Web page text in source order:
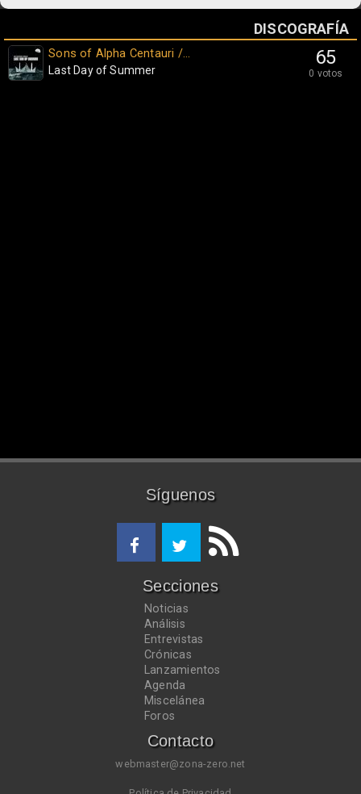
DISCOGRAFÍA
65
0 votos
Sons of Alpha Centauri /...
Last Day of Summer
Síguenos
Secciones
Noticias
Análisis
Entrevistas
Crónicas
Lanzamientos
Agenda
Miscelánea
Foros
Contacto
webmaster@zona-zero.net